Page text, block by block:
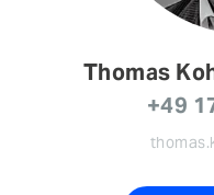
Thomas
+49